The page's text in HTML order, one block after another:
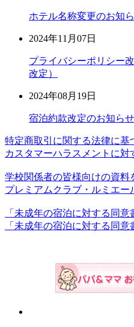
ホテル名称変更のお知
2024年11月07日
プライバシーポリシー
改定）
2024年08月19日
宿泊約款改定のお知ら
特定商取引に関する法律に基
カスタマーハラスメントに対
学校関係者の皆様向けの資料
プレミアムクラブ・ルミエー
「未成年の宿泊に対する同
「未成年の宿泊に対する同